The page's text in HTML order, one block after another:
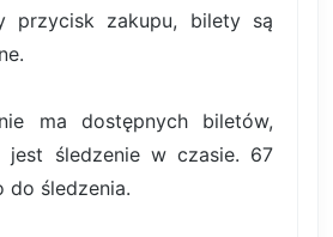
przycisk zakupu, bilety są
ma dostępnych biletów,
jest śledzenie w czasie. 67
do śledzenia.